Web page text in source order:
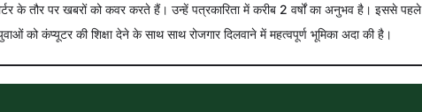
के तौर पर खबरों को कवर करते हैं। उन्हें पत्रकारिता में करीब 2 वर्षों का अनुभव है। इससे पहले
को कंप्यूटर की शिक्षा देने के साथ साथ रोजगार दिलवाने में महत्वपूर्ण भूमिका अदा की है।